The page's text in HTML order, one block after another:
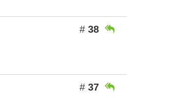
# 38 
# 37 